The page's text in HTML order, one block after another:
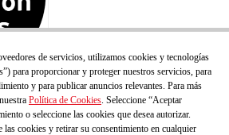
de servicios, utilizamos cookies y tecnologías
para proporcionar y proteger nuestros servicios, para
y para publicar anuncios relevantes. Para más
Política de Cookies. Seleccione “Aceptar
o seleccione las cookies que desea autorizar.
las cookies y retirar su consentimiento en cualquier